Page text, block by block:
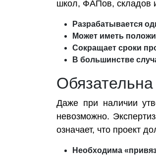
школ, ФАПов, складов
Разрабатывается
Может иметь
Сокращает сроки
В большинстве
Даже при наличии
невозможно.
означает, что проект
Необходима